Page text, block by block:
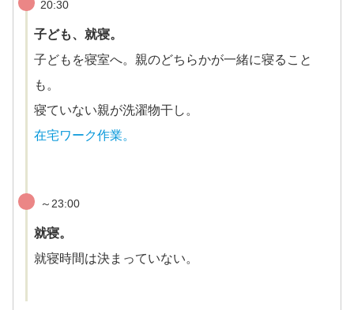
20:30
子ども、就寝。
子どもを寝室へ。親のどちらかが一緒に寝ること
も。
寝ていない親が洗濯物干し。
在宅ワーク作業。
～23:00
就寝。
就寝時間は決まっていない。